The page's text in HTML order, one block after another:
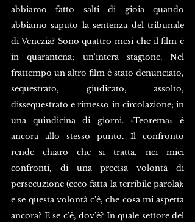
abbiamo fatto salti di gioia quando
abbiamo saputo la sentenza del tribunale
di Venezia? Sono quattro mesi che il film è
in quarantena; un'intera stagione. Nel
frattempo un altro film è stato denunciato,
sequestrato, giudicato, assolto,
dissequestrato e rimesso in circolazione; in
una quindicina di giorni. «Teorema» è
ancora allo stesso punto. Il confronto
rende chiaro che si tratta, nei miei
confronti, di una precisa volontà di
persecuzione (ecco fatta la terribile parola):
e se questa volontà c'è, che cosa mi aspetta
ancora? E se c'è, dov'è? In quale settore del